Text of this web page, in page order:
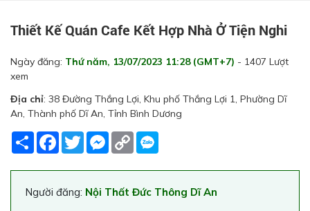
Thiết Kế Quán Cafe Kết Hợp Nhà Ở Tiện Nghi
Ngày đăng: Thứ năm, 13/07/2023 11:28 (GMT+7) - 1407 Lượt
xem
Địa chỉ: 38 Đường Thắng Lợi, Khu phố Thắng Lợi 1, Phường Dĩ
An, Thành phố Dĩ An, Tỉnh Bình Dương
Share Facebook
TwitterMessenger
Copy
Link
Người đăng: Nội Thất Đức Thông Dĩ An